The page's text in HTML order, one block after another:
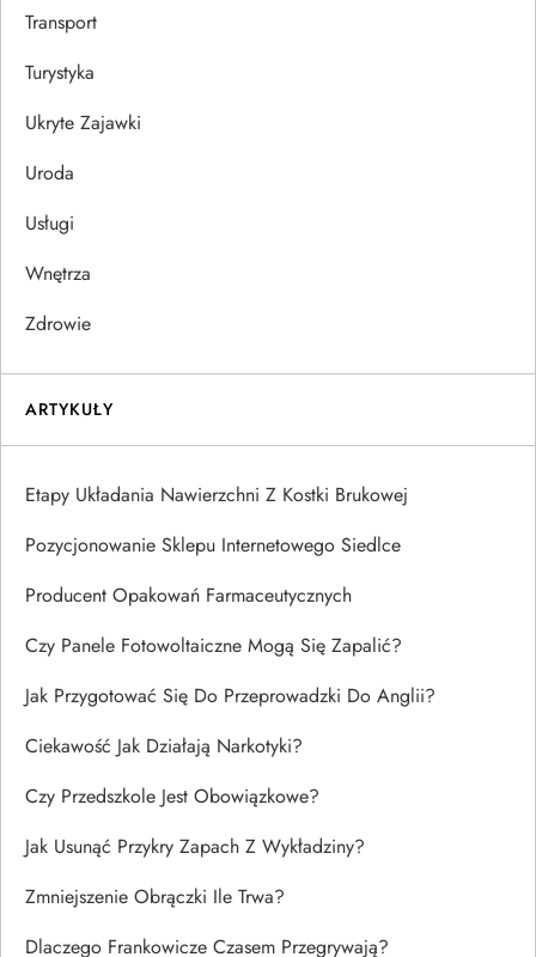
Transport
Turystyka
Ukryte Zajawki
Uroda
Usługi
Wnętrza
Zdrowie
ARTYKUŁY
Etapy Układania Nawierzchni Z Kostki Brukowej
Pozycjonowanie Sklepu Internetowego Siedlce
Producent Opakowań Farmaceutycznych
Czy Panele Fotowoltaiczne Mogą Się Zapalić?
Jak Przygotować Się Do Przeprowadzki Do Anglii?
Ciekawość Jak Działają Narkotyki?
Czy Przedszkole Jest Obowiązkowe?
Jak Usunąć Przykry Zapach Z Wykładziny?
Zmniejszenie Obrączki Ile Trwa?
Dlaczego Frankowicze Czasem Przegrywają?